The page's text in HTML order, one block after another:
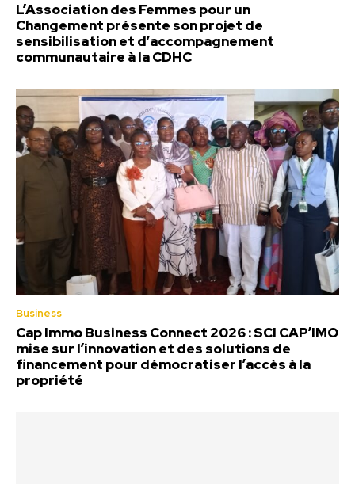
L’Association des Femmes pour un
Changement présente son projet de
sensibilisation et d’accompagnement
communautaire à la CDHC
Business
Cap Immo Business Connect 2026 : SCI CAP’IMO
mise sur l’innovation et des solutions de
financement pour démocratiser l’accès à la
propriété